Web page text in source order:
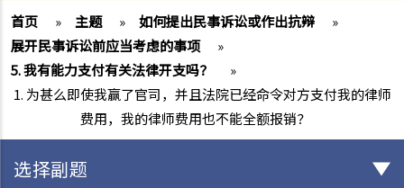
首页 » 主题 » 如何提出民事诉讼或作出抗辩
»
展开民事诉讼前应当考虑的事项
»
5. 我有能力支付有关法律开支吗？
»
1. 为甚么即使我赢了官司，并且法院已经命令对方支付我的律师
费用，我的律师费用也不能全额报销？
选择副题